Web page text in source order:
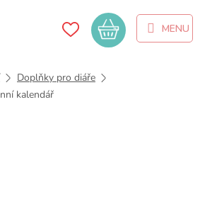
Nákupní
košík
Doplňky pro diáře
kalendář